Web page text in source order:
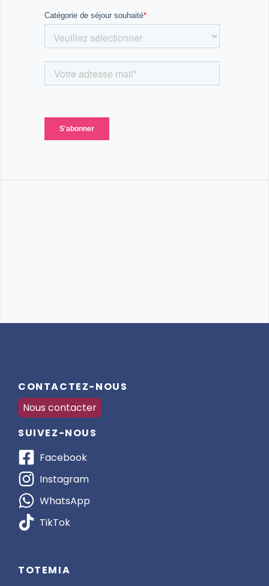
🌟 Prêt(e) pour une aventure unique au cœur des
Cyclades ? Laissez-vous séduire par la beauté de la
mer Égée et la richesse de ses îles ! ✨
CONTACTEZ-NOUS
Nous contacter
SUIVEZ-NOUS
Facebook
Instagram
WhatsApp
TikTok
TOTEMIA